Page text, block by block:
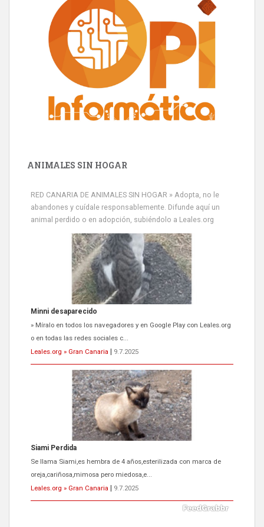
ANIMALES SIN HOGAR
RED CANARIA DE ANIMALES SIN HOGAR » Adopta, no le
abandones y cuídale responsablemente. Difunde aquí un
animal perdido o en adopción, subiéndolo a Leales.org
Minni desaparecido
» Míralo en todos los navegadores y en Google Play con Leales.org
o en todas las redes sociales c...
Leales.org » Gran Canaria
9.7.2025
Siami Perdida
Se llama Siami,es hembra de 4 años,esterilizada con marca de
oreja,cariñosa,mimosa pero miedosa,e...
Leales.org » Gran Canaria
9.7.2025